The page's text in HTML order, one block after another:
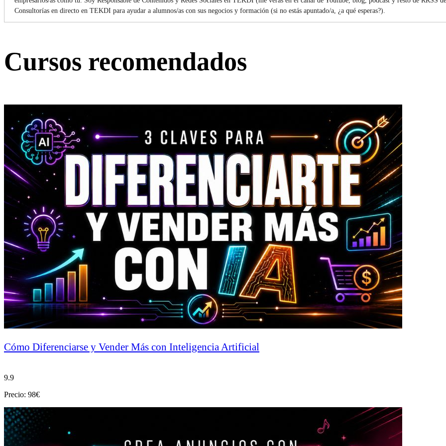
Consultorías en directo en TEKDI para ayudar a alumnos/as con sus negocios y formación (si no estás apuntado/a, ¿a qué esperas?).
Cursos recomendados
Cómo Diferenciarse y Vender Más con Inteligencia Artificial
9.9
Precio: 98€